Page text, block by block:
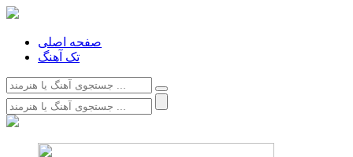
صفحه اصلی
تک آهنگ